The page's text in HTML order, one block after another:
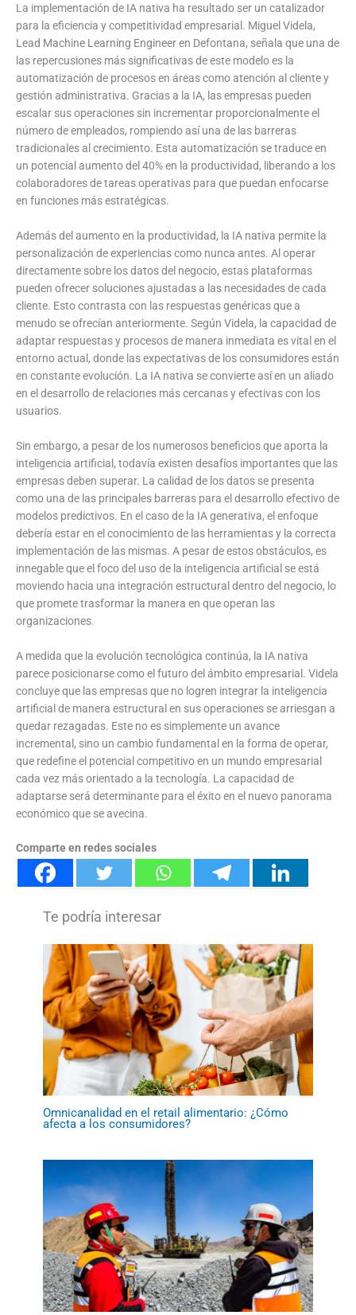
La implementación de IA nativa ha resultado ser un catalizador
para la eficiencia y competitividad empresarial. Miguel Videla,
Lead Machine Learning Engineer en Defontana, señala que una de
las repercusiones más significativas de este modelo es la
automatización de procesos en áreas como atención al cliente y
gestión administrativa. Gracias a la IA, las empresas pueden
escalar sus operaciones sin incrementar proporcionalmente el
número de empleados, rompiendo así una de las barreras
tradicionales al crecimiento. Esta automatización se traduce en
un potencial aumento del 40% en la productividad, liberando a los
colaboradores de tareas operativas para que puedan enfocarse
en funciones más estratégicas.
Además del aumento en la productividad, la IA nativa permite la
personalización de experiencias como nunca antes. Al operar
directamente sobre los datos del negocio, estas plataformas
pueden ofrecer soluciones ajustadas a las necesidades de cada
cliente. Esto contrasta con las respuestas genéricas que a
menudo se ofrecían anteriormente. Según Videla, la capacidad de
adaptar respuestas y procesos de manera inmediata es vital en el
entorno actual, donde las expectativas de los consumidores están
en constante evolución. La IA nativa se convierte así en un aliado
en el desarrollo de relaciones más cercanas y efectivas con los
usuarios.
Sin embargo, a pesar de los numerosos beneficios que aporta la
inteligencia artificial, todavía existen desafíos importantes que las
empresas deben superar. La calidad de los datos se presenta
como una de las principales barreras para el desarrollo efectivo de
modelos predictivos. En el caso de la IA generativa, el enfoque
debería estar en el conocimiento de las herramientas y la correcta
implementación de las mismas. A pesar de estos obstáculos, es
innegable que el foco del uso de la inteligencia artificial se está
moviendo hacia una integración estructural dentro del negocio, lo
que promete trasformar la manera en que operan las
organizaciones.
A medida que la evolución tecnológica continúa, la IA nativa
parece posicionarse como el futuro del ámbito empresarial. Videla
concluye que las empresas que no logren integrar la inteligencia
artificial de manera estructural en sus operaciones se arriesgan a
quedar rezagadas. Este no es simplemente un avance
incremental, sino un cambio fundamental en la forma de operar,
que redefine el potencial competitivo en un mundo empresarial
cada vez más orientado a la tecnología. La capacidad de
adaptarse será determinante para el éxito en el nuevo panorama
económico que se avecina.
Comparte en redes sociales
Omnicanalidad en el retail alimentario: ¿Cómo
afecta a los consumidores?